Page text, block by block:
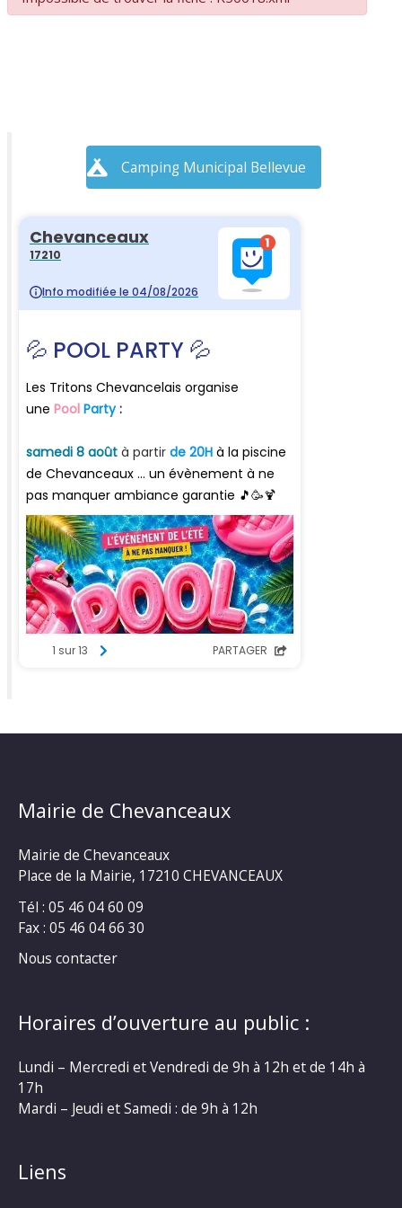
Camping Municipal Bellevue
Mairie de Chevanceaux
Mairie de Chevanceaux
Place de la Mairie, 17210 CHEVANCEAUX
Tél : 05 46 04 60 09
Fax : 05 46 04 66 30
Nous contacter
Horaires d’ouverture au public :
Lundi – Mercredi et Vendredi de 9h à 12h et de 14h à
17h
Mardi – Jeudi et Samedi : de 9h à 12h
Liens